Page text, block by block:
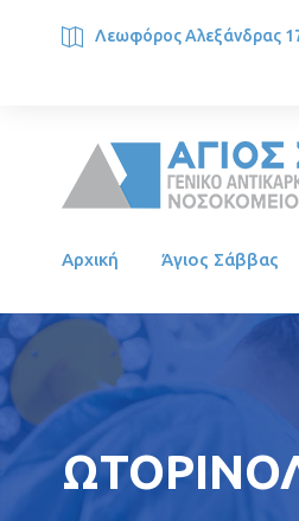
Λεωφόρος Αλεξάνδρας
Αρχική Άγιος Σάββας